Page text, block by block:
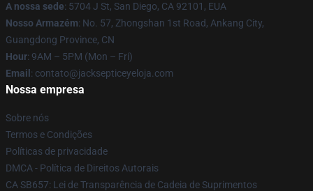
A nossa sede: 5704 J St, San Diego, CA 92101, EUA
Nosso Armazém: No. 57, Zhongshan 1st Road, Ankang City,
Guangdong Province, CN
Hour: 9AM – 5PM (Mon – Fri)
Email : contato@jacksepticeyeloja.com
Nossa empresa
Sobre nós
Termos e Condições
Políticas de privacidade
DMCA - Política de Direitos Autorais
CA SB657: Lei de Transparência de Cadeia de Suprimentos